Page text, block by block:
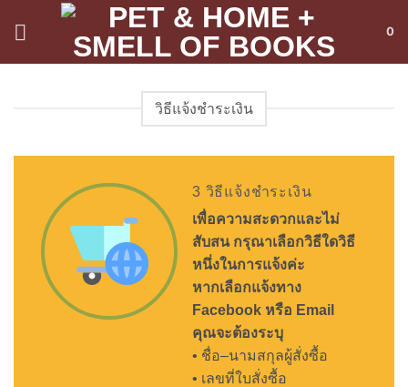
0
วิธีแจ้งชำระเงิน
3 วิธีแจ้งชำระเงิน
เพื่อความสะดวกและไม่
สับสน กรุณาเลือกวิธีใดวิธี
หนึ่งในการแจ้งค่ะ
หากเลือกแจ้งทาง
Facebook หรือ Email
คุณจะต้องระบุ
• ชื่อ–นามสกุลผู้สั่งซื้อ
• เลขที่ใบสั่งซื้อ